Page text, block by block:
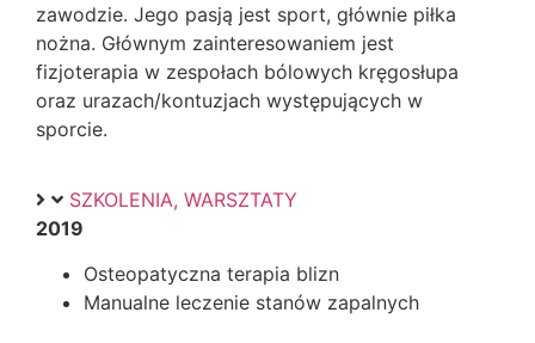
zawodzie. Jego pasją jest sport, głównie piłka
nożna. Głównym zainteresowaniem jest
fizjoterapia w zespołach bólowych kręgosłupa
oraz urazach/kontuzjach występujących w
sporcie.
SZKOLENIA, WARSZTATY
2019
Osteopatyczna terapia blizn
Manualne leczenie stanów zapalnych